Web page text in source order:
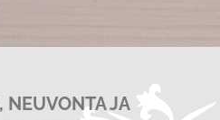
NEUVONTA JA